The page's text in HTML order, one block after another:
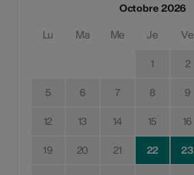
Octobre 2026
Lu Ma Me Je Ve
1 2
5 6 7 8 9
12 13 14 15 16
19 20 21 22 23